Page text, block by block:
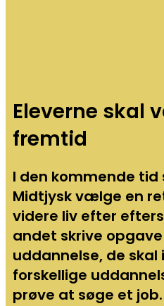
Eleverne skal
fremtid
I den kommende tid
Midtjysk vælge en
videre liv efter
andet skrive
uddannelse, de
forskellige
prøve at søge et job.